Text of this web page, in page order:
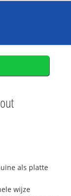
als platte
wijze